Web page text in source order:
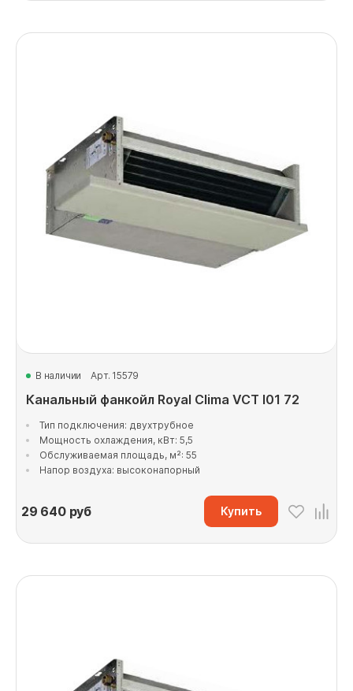
В наличии Арт. 15579
Канальный фанкойл Royal Clima VCT I01 72
Тип подключения: двухтрубное
Мощность охлаждения, кВт: 5,5
Обслуживаемая площадь, м²: 55
Напор воздуха: высоконапорный
29 640руб Купить